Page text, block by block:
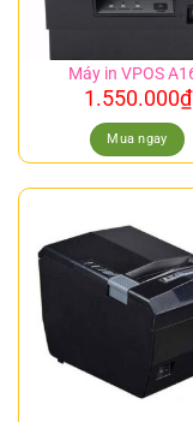
Máy in VPOS
1.550.000₫
Mua ngay